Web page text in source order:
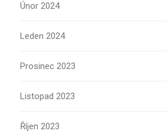
Únor 2024
Leden 2024
Prosinec 2023
Listopad 2023
Říjen 2023